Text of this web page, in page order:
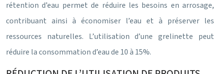
rétention d’eau permet de réduire les besoins en arrosage,
contribuant ainsi à économiser l’eau et à préserver les
ressources naturelles. L’utilisation d’une grelinette peut
réduire la consommation d’eau de 10 à 15%.